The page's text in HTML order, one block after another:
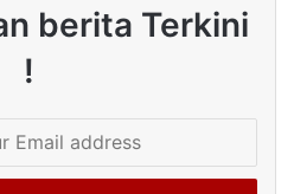
berita Terkini
!